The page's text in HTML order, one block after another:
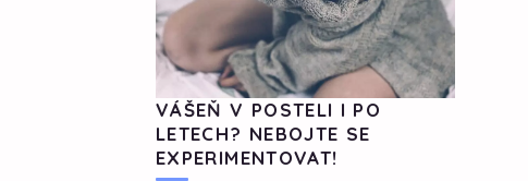
VÁŠEŇ V POSTELI I PO
LETECH? NEBOJTE SE
EXPERIMENTOVAT!